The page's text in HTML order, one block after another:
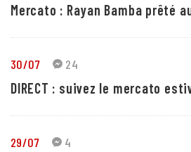
Mercato : Rayan Bamba prêté
30/07 24
DIRECT : suivez le mercato
29/07 4